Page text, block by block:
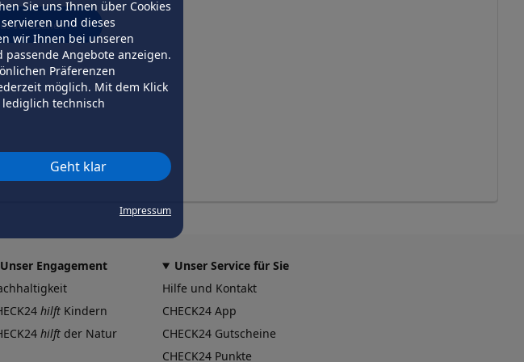
Sie uns Ihnen über Cookies
und dieses
wir Ihnen bei unseren
Angebote anzeigen.
Präferenzen
möglich. Mit dem Klick
lediglich technisch
Geht klar
Impressum
versuchen
Unser Engagement
hilft Kindern
hilft der Natur
Unser Service für Sie
Hilfe und Kontakt
CHECK24 App
CHECK24 Gutscheine
CHECK24 Punkte